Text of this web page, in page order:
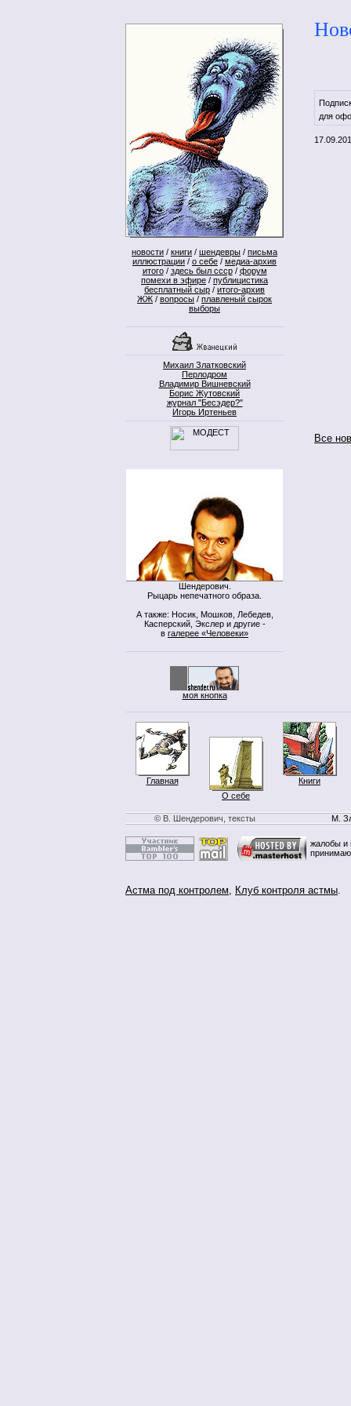
новости / книги / шендевры / письма
иллюстрации / о себе / медиа-архив
итого/ здесь был ссср/ форум
помехи в эфире / публицистика
бесплатный сыр / итого-архив
ЖЖ / вопросы / плавленый сырок
выборы
Михаил Златковский
Перлодром
Владимир Вишневский
Борис Жутовский
журнал "Бесэдер?"
Игорь Иртеньев
Шендерович.
Рыцарь непечатного образа.
А также: Носик, Мошков, Лебедев,
Касперский, Экслер и другие -
в галерее «Человеки»
моя кнопка
для
Все
Главная
О себе
Книги
© В. Шендерович, тексты М.
жалобы и
Астма под контролем, Клуб контроля астмы.